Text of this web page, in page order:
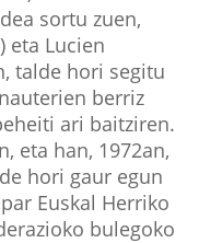
sortu zuen,
eta Lucien
talde hori segitu
berriz
ari baitziren.
eta han, 1972an,
hori gaur egun
Euskal Herriko
bulegoko